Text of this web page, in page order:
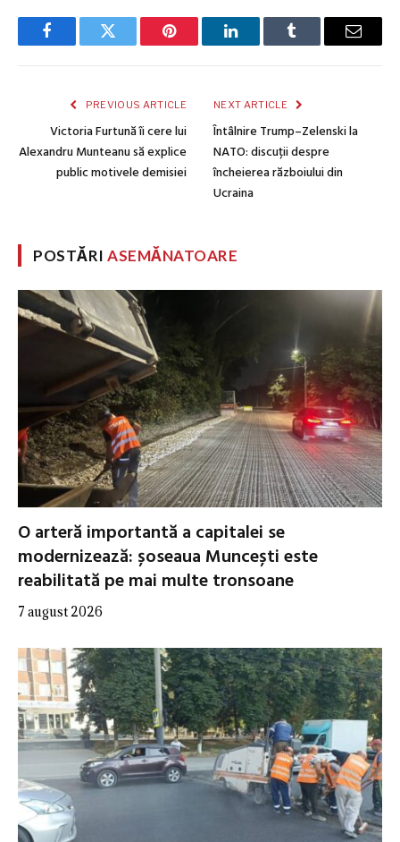
FacebookTwitter Pinterest LinkedInTumblr Email
PREVIOUS ARTICLE
Victoria Furtună îi cere lui
Alexandru Munteanu să explice
public motivele demisiei
NEXT ARTICLE
Întâlnire Trump–Zelenski la
NATO: discuții despre
încheierea războiului din
Ucraina
POSTĂRIASEMĂNATOARE
O arteră importantă a capitalei se
modernizează: șoseaua Muncești este
reabilitată pe mai multe tronsoane
7 august 2026